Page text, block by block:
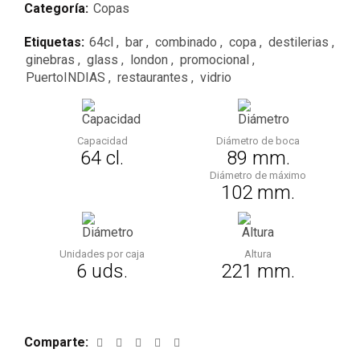
Categoría: Copas
Etiquetas: 64cl , bar , combinado , copa , destilerias ,
ginebras , glass , london , promocional ,
PuertoINDIAS , restaurantes , vidrio
Capacidad
64 cl.
Diámetro de boca
89 mm.
Diámetro de máximo
102 mm.
Unidades por caja
6 uds.
Altura
221 mm.
Comparte